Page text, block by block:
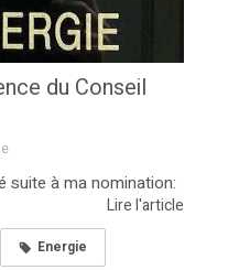
du Conseil
suite à ma nomination:
Lire l'article
Energie